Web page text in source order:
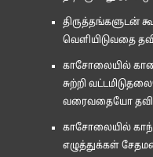
திருத்தங்களுடன்
வெளியிடுவதை
காசோலையில்
சுற்றி
வரைவதையோ
காசோலையில்
எழுத்துக்கள்